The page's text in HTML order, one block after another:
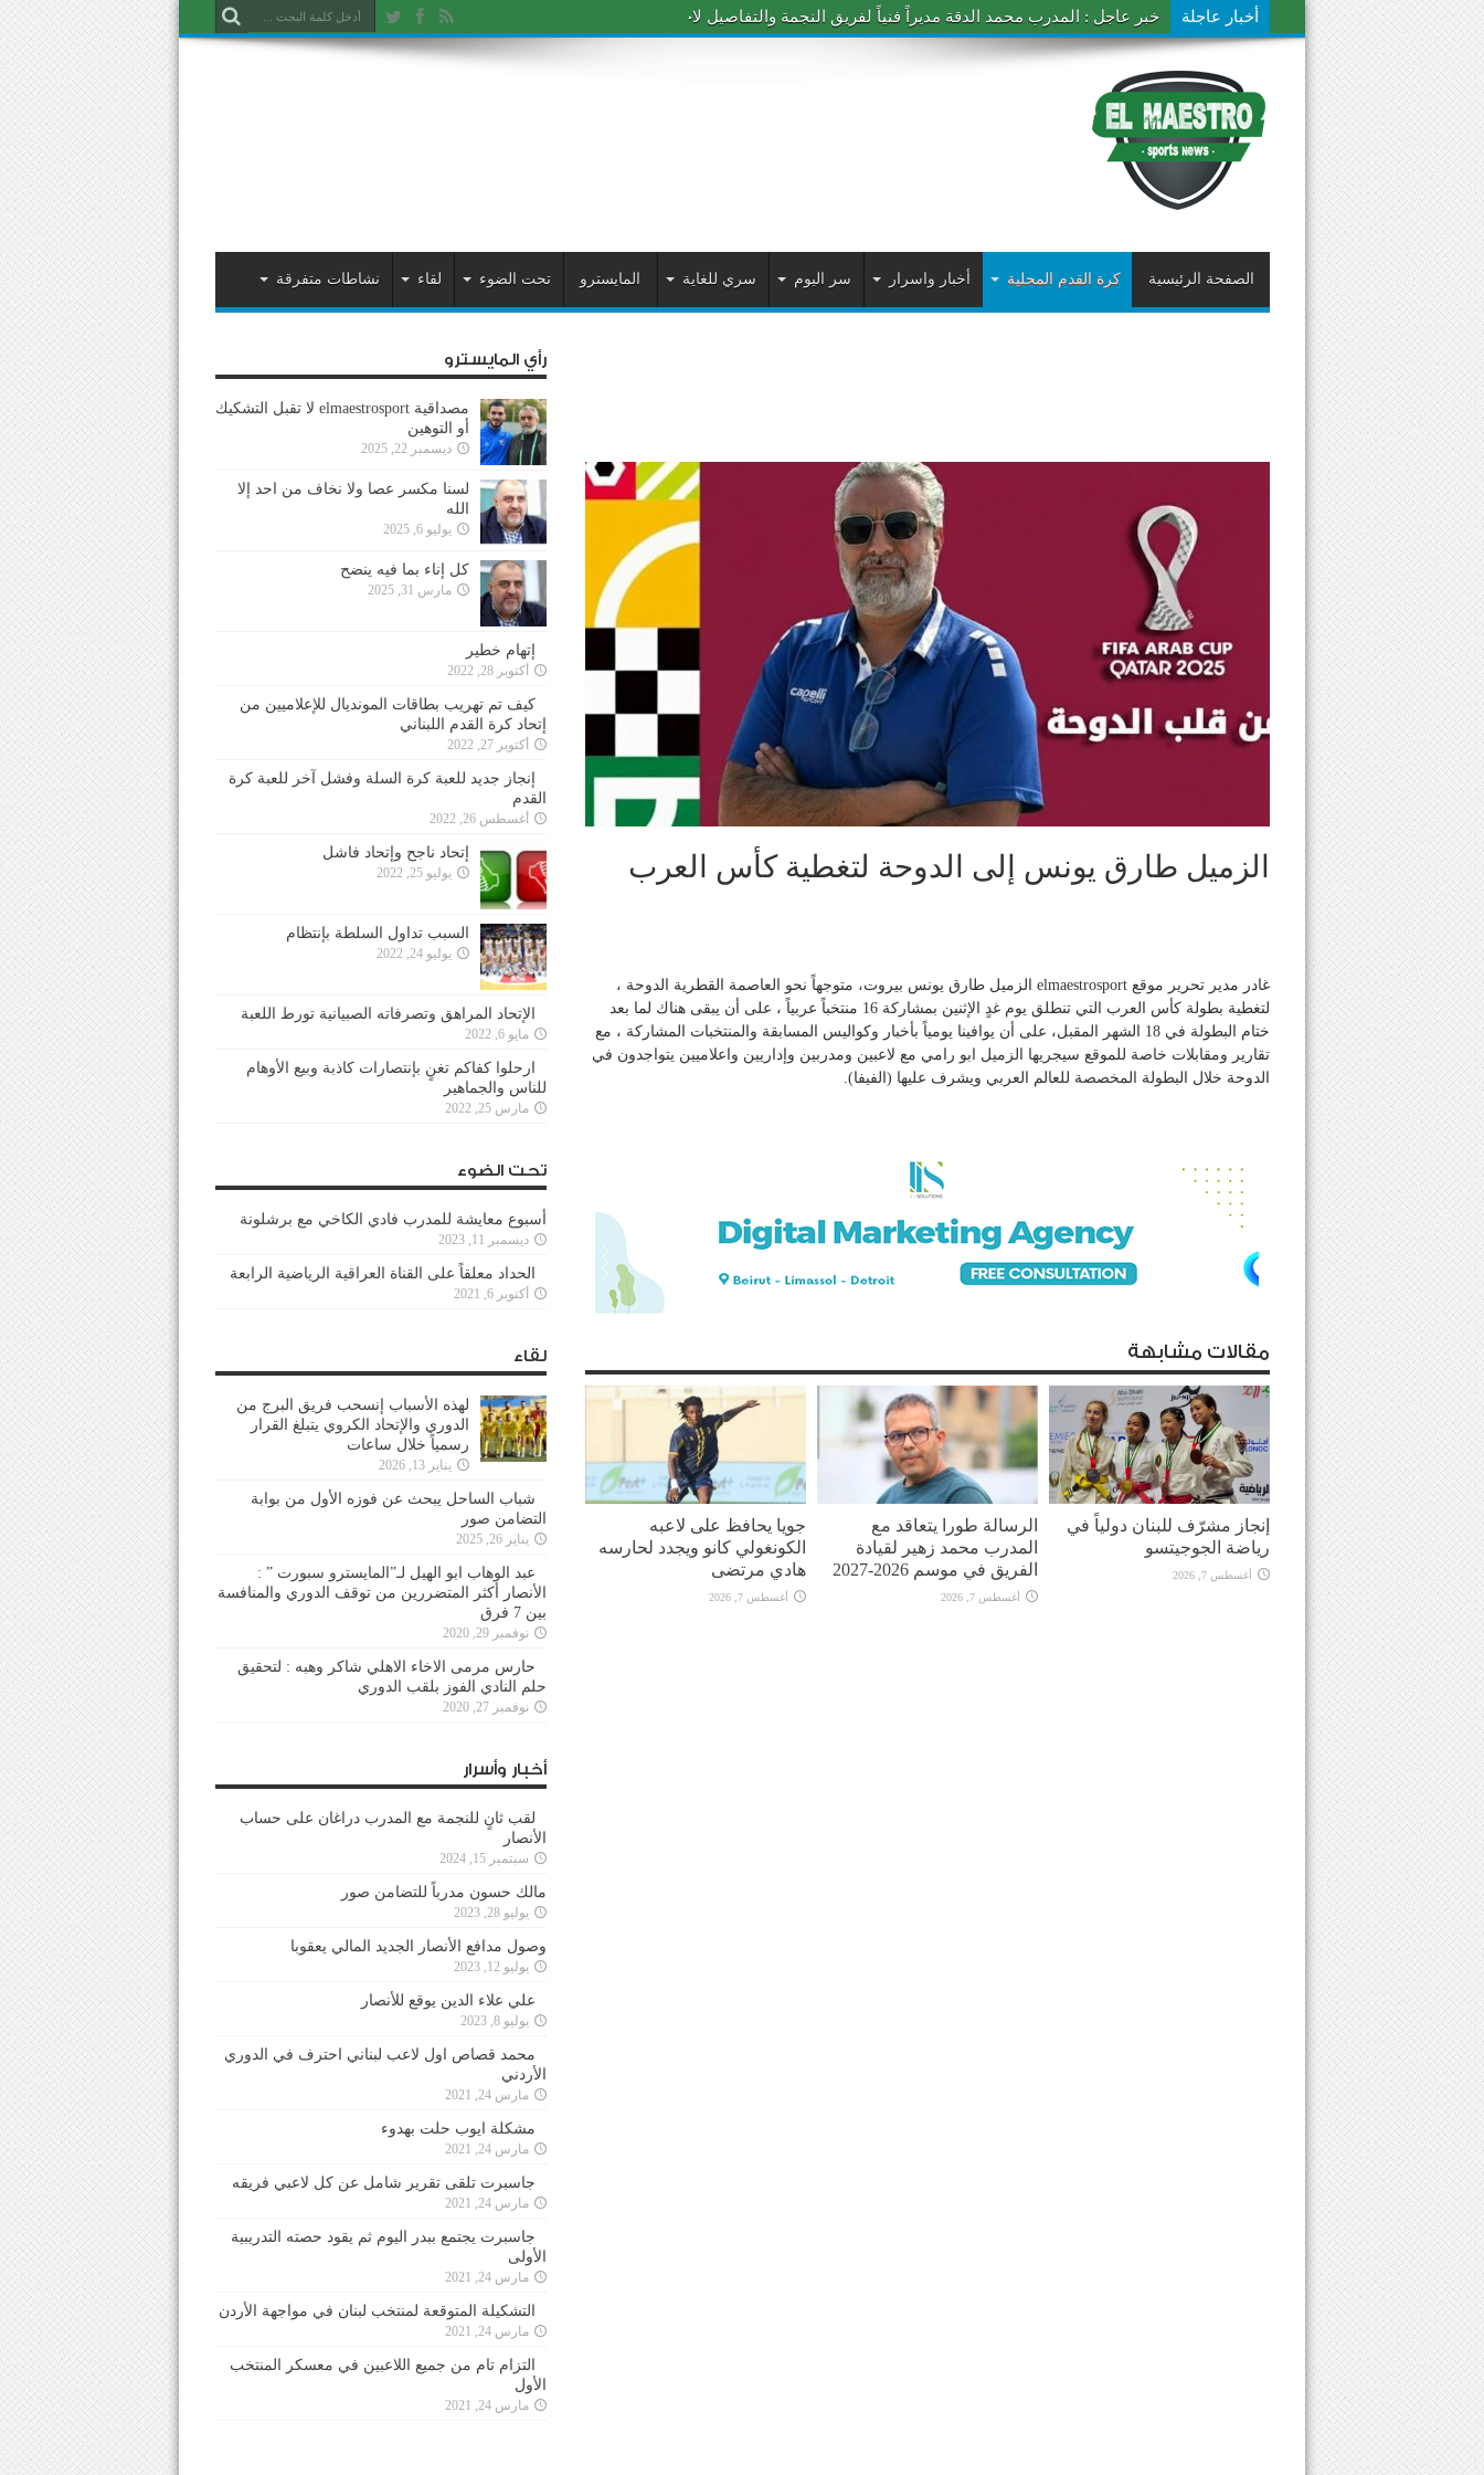
أخبار عاجلة خبر عاجل : المدرب محمد الدقة مديراً فنياً لفريق النجمة والتفاصيل لاحقاً
الصفحة الرئيسية كرة القدم المحلية أخبار واسرار سر اليوم سري للغاية المايسترو تحت الضوء لقاء نشاطات متفرقة
الزميل طارق يونس إلى الدوحة لتغطية كأس العرب
غادر مدير تحرير موقع elmaestrosport الزميل طارق يونس بيروت، متوجهاً نحو العاصمة القطرية الدوحة ،
لتغطية بطولة كأس العرب التي تنطلق يوم غدٍ الإثنين بمشاركة 16 منتخباً عربياً ، على أن يبقى هناك لما بعد
ختام البطولة في 18 الشهر المقبل، على أن يوافينا يومياً بأخبار وكواليس المسابقة والمنتخبات المشاركة ، مع
تقارير ومقابلات خاصة للموقع سيجريها الزميل ابو رامي مع لاعبين ومدربين وإداريين واعلاميين يتواجدون في
الدوحة خلال البطولة المخصصة للعالم العربي ويشرف عليها (الفيفا).
مقالات مشابهة
إنجاز مشرّف للبنان دولياً في
رياضة الجوجيتسو
أغسطس 7, 2026
الرسالة طورا يتعاقد مع
المدرب محمد زهير لقيادة
الفريق في موسم 2026-2027
أغسطس 7, 2026
جويا يحافظ على لاعبه
الكونغولي كانو ويجدد لحارسه
هادي مرتضى
أغسطس 7, 2026
رأي المايسترو
مصداقية elmaestrosport لا تقبل التشكيك
أو التوهين
ديسمبر 22, 2025
لسنا مكسر عصا ولا نخاف من احد إلا
الله
يوليو 6, 2025
كل إناء بما فيه ينضح
مارس 31, 2025
إتهام خطير
أكتوبر 28, 2022
كيف تم تهريب بطاقات المونديال للإعلاميين من
إتحاد كرة القدم اللبناني
أكتوبر 27, 2022
إنجاز جديد للعبة كرة السلة وفشل آخر للعبة كرة
القدم
أغسطس 26, 2022
إتحاد ناجح وإتحاد فاشل
يوليو 25, 2022
السبب تداول السلطة بإنتظام
يوليو 24, 2022
الإتحاد المراهق وتصرفاته الصبيانية تورط اللعبة
مايو 6, 2022
ارحلوا كفاكم تغنٍ بإنتصارات كاذبة وبيع الأوهام
للناس والجماهير
مارس 25, 2022
تحت الضوء
أسبوع معايشة للمدرب فادي الكاخي مع برشلونة
ديسمبر 11, 2023
الحداد معلقاً على القناة العراقية الرياضية الرابعة
أكتوبر 6, 2021
لقاء
لهذه الأسباب إنسحب فريق البرج من
الدوري والإتحاد الكروي يتبلغ القرار
رسمياً خلال ساعات
يناير 13, 2026
شباب الساحل يبحث عن فوزه الأول من بوابة
التضامن صور
يناير 26, 2025
عبد الوهاب ابو الهيل لـ”المايسترو سبورت ” :
الأنصار أكثر المتضررين من توقف الدوري والمنافسة
بين 7 فرق
نوفمبر 29, 2020
حارس مرمى الاخاء الاهلي شاكر وهبه : لتحقيق
حلم النادي الفوز بلقب الدوري
نوفمبر 27, 2020
أخبار وأسرار
لقب ثانٍ للنجمة مع المدرب دراغان على حساب
الأنصار
سبتمبر 15, 2024
مالك حسون مدرباً للتضامن صور
يوليو 28, 2023
وصول مدافع الأنصار الجديد المالي يعقوبا
يوليو 12, 2023
علي علاء الدين يوقع للأنصار
يوليو 8, 2023
محمد قصاص اول لاعب لبناني احترف في الدوري
الأردني
مارس 24, 2021
مشكلة ايوب حلت بهدوء
مارس 24, 2021
جاسبرت تلقى تقرير شامل عن كل لاعبي فريقه
مارس 24, 2021
جاسبرت يجتمع ببدر اليوم ثم يقود حصته التدريبية
الأولى
مارس 24, 2021
التشكيلة المتوقعة لمنتخب لبنان في مواجهة الأردن
مارس 24, 2021
التزام تام من جميع اللاعبين في معسكر المنتخب
الأول
مارس 24, 2021